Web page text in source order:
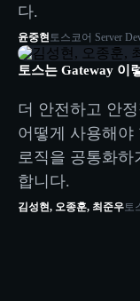
다.
윤중현토스코어 Server
토스는 Gateway 이
더 안전하고 안
어떻게 사용해야
로직을 공통화하
합니다.
김성현, 오종훈, 최준우토